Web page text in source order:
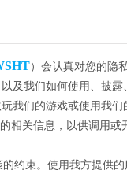
）会认真对您的隐
及我们如何使用、披露
我们的游戏或使用我们
相关信息，以供调用或
约束。使用我方提供的